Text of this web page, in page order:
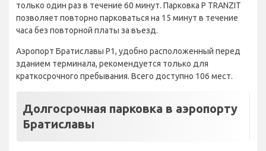
только один раз в течение 60 минут. Парковка P TRANZIT
позволяет повторно парковаться на 15 минут в течение
часа без повторной платы за въезд.
Аэропорт Братиславы P1, удобно расположенный перед
зданием терминала, рекомендуется только для
краткосрочного пребывания. Всего доступно 106 мест.
Долгосрочная парковка в аэропорту
Братиславы